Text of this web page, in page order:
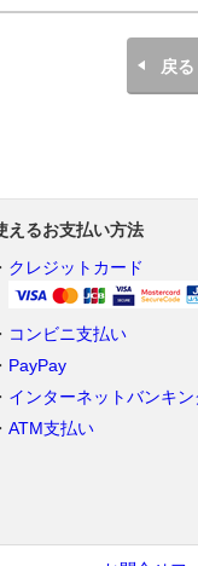
戻る
えるお支払い方法
クレジットカード
コンビニ支払い
PayPay
インターネットバンキン
ATM支払い